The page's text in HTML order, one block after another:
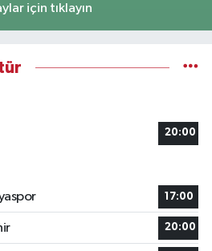
için tıklayın
20:00
17:00
20:00